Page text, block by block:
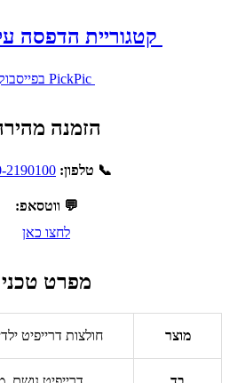
קטגוריית הדפסה
הזמנה
📞 טלפון: 2190100
💬 ווטסאפ:
לחצו כאן
מפרט טכני
מוצר חולצות דרייפיט